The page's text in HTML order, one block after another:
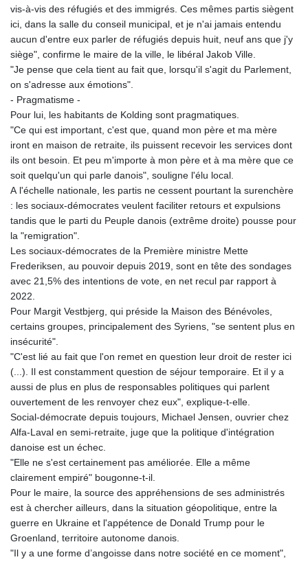
vis-à-vis des réfugiés et des immigrés. Ces mêmes partis siègent
ici, dans la salle du conseil municipal, et je n'ai jamais entendu
aucun d'entre eux parler de réfugiés depuis huit, neuf ans que j'y
siège", confirme le maire de la ville, le libéral Jakob Ville.
"Je pense que cela tient au fait que, lorsqu'il s'agit du Parlement,
on s'adresse aux émotions".
- Pragmatisme -
Pour lui, les habitants de Kolding sont pragmatiques.
"Ce qui est important, c'est que, quand mon père et ma mère
iront en maison de retraite, ils puissent recevoir les services dont
ils ont besoin. Et peu m'importe à mon père et à ma mère que ce
soit quelqu'un qui parle danois", souligne l'élu local.
A l'échelle nationale, les partis ne cessent pourtant la surenchère
: les sociaux-démocrates veulent faciliter retours et expulsions
tandis que le parti du Peuple danois (extrême droite) pousse pour
la "remigration".
Les sociaux-démocrates de la Première ministre Mette
Frederiksen, au pouvoir depuis 2019, sont en tête des sondages
avec 21,5% des intentions de vote, en net recul par rapport à
2022.
Pour Margit Vestbjerg, qui préside la Maison des Bénévoles,
certains groupes, principalement des Syriens, "se sentent plus en
insécurité".
"C'est lié au fait que l'on remet en question leur droit de rester ici
(...). Il est constamment question de séjour temporaire. Et il y a
aussi de plus en plus de responsables politiques qui parlent
ouvertement de les renvoyer chez eux", explique-t-elle.
Social-démocrate depuis toujours, Michael Jensen, ouvrier chez
Alfa-Laval en semi-retraite, juge que la politique d'intégration
danoise est un échec.
"Elle ne s'est certainement pas améliorée. Elle a même
clairement empiré" bougonne-t-il.
Pour le maire, la source des appréhensions de ses administrés
est à chercher ailleurs, dans la situation géopolitique, entre la
guerre en Ukraine et l'appétence de Donald Trump pour le
Groenland, territoire autonome danois.
"Il y a une forme d’angoisse dans notre société en ce moment",